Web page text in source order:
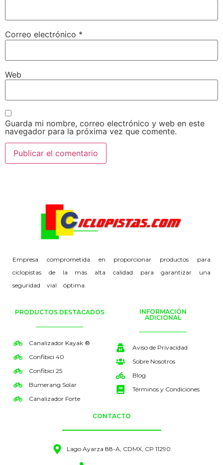
Correo electrónico *
Web
Guarda mi nombre, correo electrónico y web en este
navegador para la próxima vez que comente.
Empresa comprometida en proporcionar productos para
ciclopistas de la más alta calidad para garantizar una
seguridad vial óptima.
PRODUCTOS DESTACADOS
Canalizador Kayak ®
Confibici 40
Confibici 25
Bumerang Solar
Canalizador Forte
INFORMACIÓN
ADICIONAL
Aviso de Privacidad
Sobre Nosotros
Blog
Términos y Condiciones
CONTACTO
Lago Ayarza 88-A, CDMX, CP 11290.